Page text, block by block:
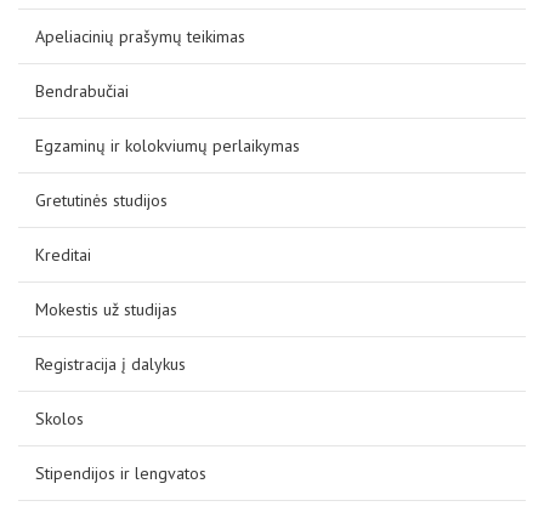
Apeliacinių prašymų teikimas
Bendrabučiai
Egzaminų ir kolokviumų perlaikymas
Gretutinės studijos
Kreditai
Mokestis už studijas
Registracija į dalykus
Skolos
Stipendijos ir lengvatos